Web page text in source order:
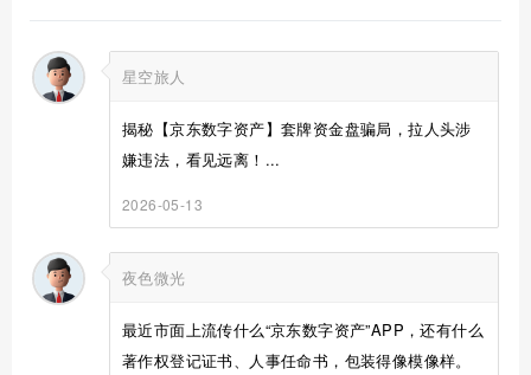
星空旅人
揭秘【京东数字资产】套牌资金盘骗局，拉人头涉
嫌违法，看见远离！...
2026-05-13
夜色微光
最近市面上流传什么“京东数字资产”APP，还有什么
著作权登记证书、人事任命书，包装得像模像样。